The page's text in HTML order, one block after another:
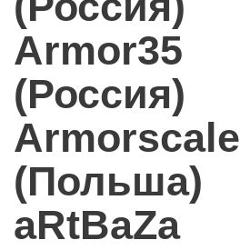
Armor35
(Россия)
Armorscale
(Польша)
aRtBaZa